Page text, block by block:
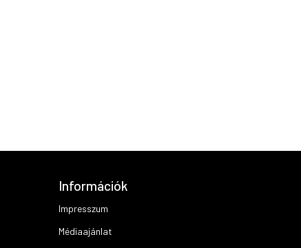
Információk
Impresszum
Médiaajánlat